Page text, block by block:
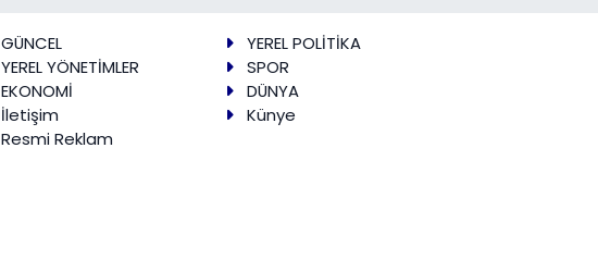
GÜNCEL
YEREL POLİTİKA
YEREL YÖNETİMLER
SPOR
EKONOMİ
DÜNYA
İletişim
Künye
Resmi Reklam